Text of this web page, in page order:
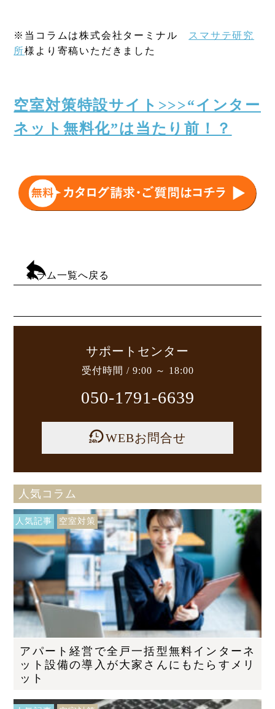
※当コラムは株式会社ターミナル
スマサテ研究
所様より寄稿いただきました
空室対策特設サイト>>>“インター
ネット無料化”は当たり前！？
コラム一覧へ戻る
サポートセンター
受付時間 / 9:00 ～ 18:00
050-1791-6639
WEBお問合せ
人気コラム
人気記事 空室対策
アパート経営で全戸一括型無料インターネ
ット設備の導入が大家さんにもたらすメリ
ット